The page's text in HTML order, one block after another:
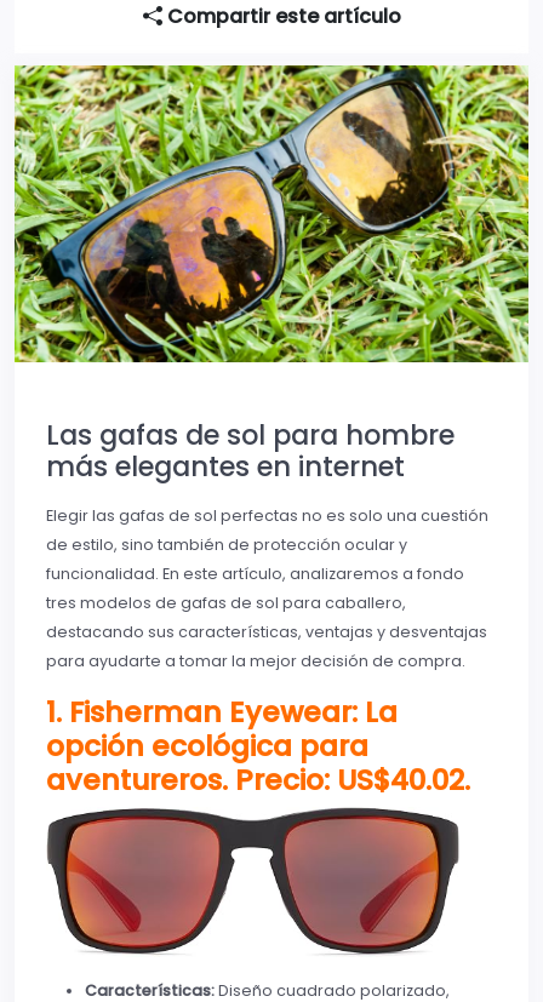
Compartir este artículo
Las gafas de sol para hombre
más elegantes en internet
Elegir las gafas de sol perfectas no es solo una cuestión
de estilo, sino también de protección ocular y
funcionalidad. En este artículo, analizaremos a fondo
tres modelos de gafas de sol para caballero,
destacando sus características, ventajas y desventajas
para ayudarte a tomar la mejor decisión de compra.
1. Fisherman Eyewear: La
opción ecológica para
aventureros. Precio: US$40.02.
Características:Diseño cuadrado polarizado,